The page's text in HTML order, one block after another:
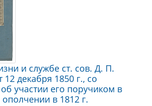
и службе ст. сов. Д. П.
декабря 1850 г., со
участии его поручиком в
в 1812 г.